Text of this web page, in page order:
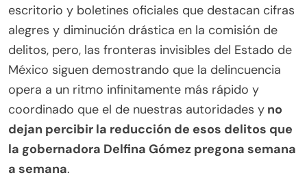
escritorio y boletines oficiales que destacan cifras
alegres y diminución drástica en la comisión de
delitos, pero, las fronteras invisibles del Estado de
México siguen demostrando que la delincuencia
opera a un ritmo infinitamente más rápido y
coordinado que el de nuestras autoridades y no
dejan percibir la reducción de esos delitos que
la gobernadora Delfina Gómez pregona semana
a semana.